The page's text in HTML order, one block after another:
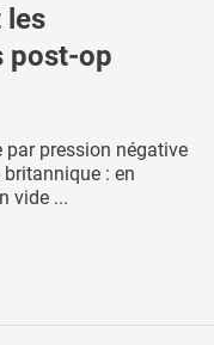
les
post-op
par pression négative
: en
vide ...